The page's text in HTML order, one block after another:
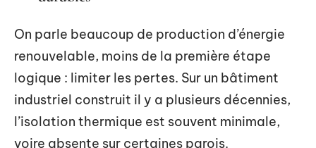
On parle beaucoup de production d’énergie
renouvelable, moins de la première étape
logique : limiter les pertes. Sur un bâtiment
industriel construit il y a plusieurs décennies,
l’isolation thermique est souvent minimale,
voire absente sur certaines parois.